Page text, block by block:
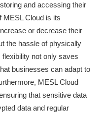
and accessing their
MESL Cloud is its
or decrease their
the hassle of physically
not only saves
businesses can adapt to
MESL Cloud
that sensitive data
data and regular